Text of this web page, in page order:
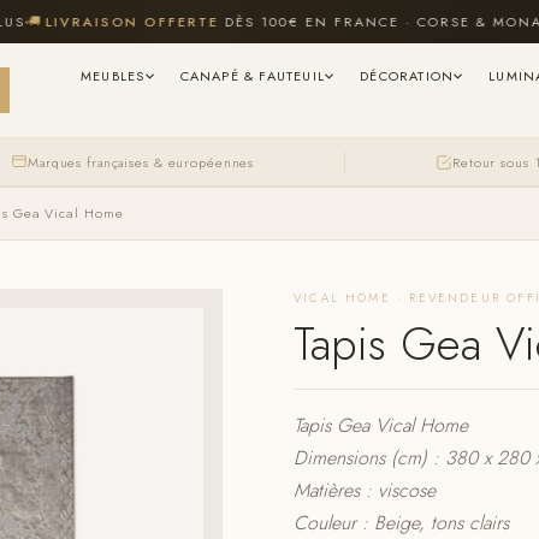
OFFERTEDÈS 100€ EN FRANCE · CORSE & MONACO
MEUBLES CANAPÉ & FAUTEUIL DÉCORATION
Marques françaises & européennes Retour sous
Gea Vical Home
VICAL HOME · REVENDEUR
Tapis Gea
Tapis Gea Vical Home
Dimensions (cm) : 380 x 280
Matières : viscose
Couleur : Beige, tons clairs